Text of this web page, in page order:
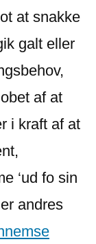
at snakke
galt eller
af at
i kraft af at
‘ud fo sin
andres